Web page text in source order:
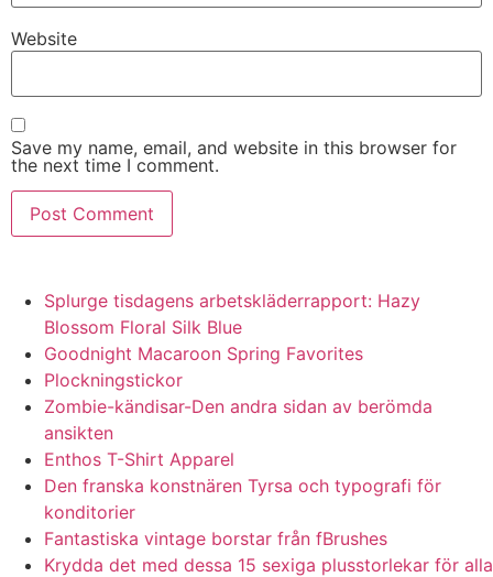
Website
Save my name, email, and website in this browser for
the next time I comment.
Splurge tisdagens arbetskläderrapport: Hazy
Blossom Floral Silk Blue
Goodnight Macaroon Spring Favorites
Plockningstickor
Zombie-kändisar-Den andra sidan av berömda
ansikten
Enthos T-Shirt Apparel
Den franska konstnären Tyrsa och typografi för
konditorier
Fantastiska vintage borstar från fBrushes
Krydda det med dessa 15 sexiga plusstorlekar för alla